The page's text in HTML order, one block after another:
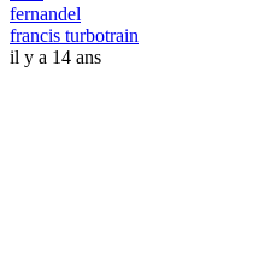
fernandel
francis turbotrain
il y a 14 ans